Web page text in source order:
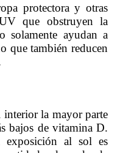
protectora y otras
que obstruyen la
solamente ayudan a
que también reducen
interior la mayor parte
bajos de vitamina D.
exposición al sol es